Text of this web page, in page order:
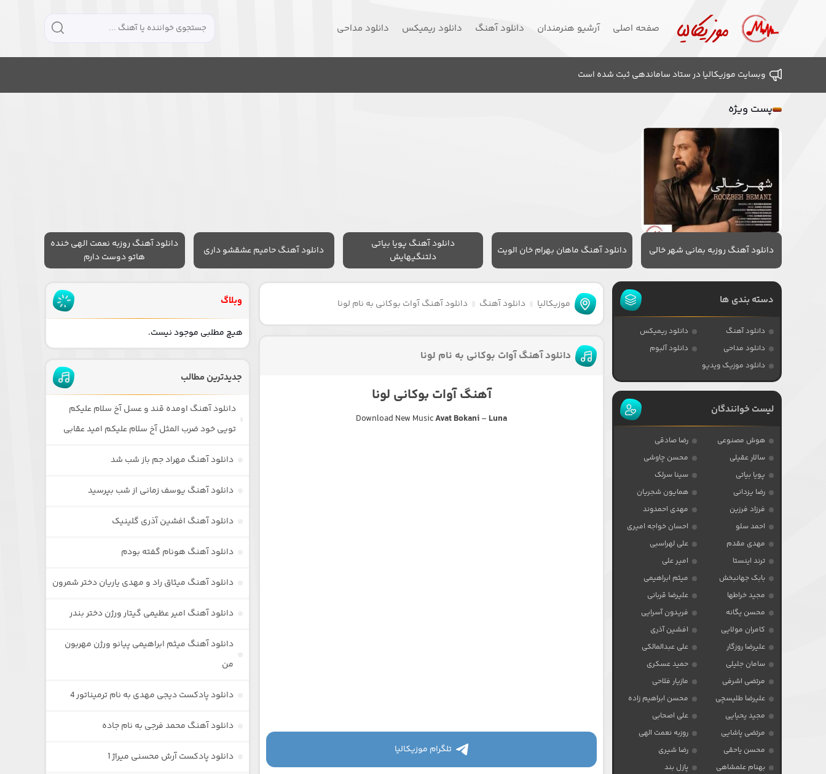
صفحه اصلی آرشیو هنرمندان دانلود آهنگ دانلود ریمیکس دانلود مداحی
وبسایت موزیکالیا در ستاد ساماندهی ثبت شده است
پست ویژه
دانلود آهنگ روزبه بمانی شهر خالی دانلود آهنگ ماهان بهرام خان الویت
دانلود آهنگ پویا بیاتی
دلتنگیهایش
دانلود آهنگ حامیم عشقشو داری
دانلود آهنگ روزبه نعمت الهی خنده
هاتو دوست دارم
موزیکالیا دانلود آهنگ دانلود آهنگ آوات بوکانی به نام لونا
دانلود آهنگ آوات بوکانی به نام لونا
آهنگ آوات بوکانی لونا
Download New MusicAvat Bokani– Luna
تلگرام موزیکالیا
دسته بندی ها
دانلود آهنگ
دانلود ریمیکس
دانلود مداحی
دانلود آلبوم
دانلود موزیک ویدیو
لیست خوانندگان
هوش مصنوعی
رضا صادقی
سالار عقیلی
محسن چاوشی
پویا بیاتی
سینا سرلک
رضا یزدانی
همایون شجریان
فرزاد فرزین
مهدی احمدوند
احمد سلو
احسان خواجه امیری
مهدی مقدم
علی لهراسبی
ترند اینستا
امیر علی
بابک جهانبخش
میثم ابراهیمی
مجید خراطها
علیرضا قربانی
محسن یگانه
فریدون آسرایی
کامران مولایی
افشین آذری
علیرضا روزگار
علی عبدالمالکی
سامان جلیلی
حمید عسکری
مرتضی اشرفی
مازیار فلاحی
علیرضا طلیسچی
محسن ابراهیم زاده
مجید یحیایی
علی اصحابی
مرتضی پاشایی
روزبه نعمت الهی
محسن یاحقی
رضا شیری
بهنام علمشاهی
پازل بند
وبلاگ
هیچ مطلبی موجود نیست.
جدیدترین مطالب
دانلود آهنگ اومده قند و عسل آخ سلام علیکم
تویی خود ضرب المثل آخ سلام علیکم امید عقابی
دانلود آهنگ مهراد جم باز شب شد
دانلود آهنگ یوسف زمانی از شب بپرسید
دانلود آهنگ افشین آذری گلینیک
دانلود آهنگ هونام گفته بودم
دانلود آهنگ میثاق راد و مهدی یاریان دختر شمرون
دانلود آهنگ امیر عظیمی گیتار ورژن دختر بندر
دانلود آهنگ میثم ابراهیمی پیانو ورژن مهربون
من
دانلود پادکست دیجی مهدی به نام ترمیناتور 4
دانلود آهنگ محمد فرجی به نام جاده
دانلود پادکست آرش محسنی میراژ 1